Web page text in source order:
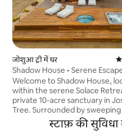
जोशुआ ट्री में घर
Shadow House • Serene
10-Acres, Spa
Welcome to Shadow House,
within the serene Solace
private 10-acre sanctuary in
Tree. Surrounded by
views, Shadow House invites
embrace outdoor living at its
स्टाफ़ की